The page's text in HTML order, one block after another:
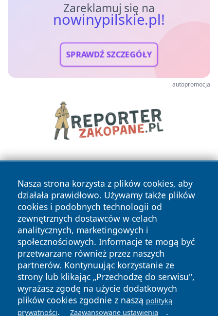
Zareklamuj się na
nowinypilskie.pl!
SPRAWDŹ SZCZEGÓŁY
autopromocja
Nasza strona korzysta z plików cookies, aby
działała prawidłowo. Używamy także plików
cookies i podobnych technologii od
zewnętrznych dostawców w celach
analitycznych, marketingowych i
społecznościowych. Informacje te mogą być
przetwarzane również przez naszych
partnerów. Kontynuując korzystanie ze
strony lub klikając „Przechodzę do serwisu",
wyrażasz zgodę na użycie dodatkowych
plików cookies zgodnie z naszą polityką
prywatności. Zaawansowane ustawienia .
Copyright © 2026 nowinypilskie.pl Wszystkie prawa
zastrzeżone.
News Autorzy
Polityka
Prywatności
Polityka
Cookies